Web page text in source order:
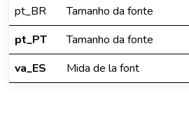
pt_BR
Tamanho da fonte
pt_PT
Tamanho da fonte
va_ES
Mida de la font